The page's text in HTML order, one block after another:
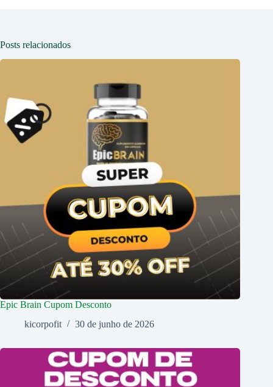
Posts relacionados
Epic Brain Cupom Desconto
kicorpofit
30 de junho de 2026